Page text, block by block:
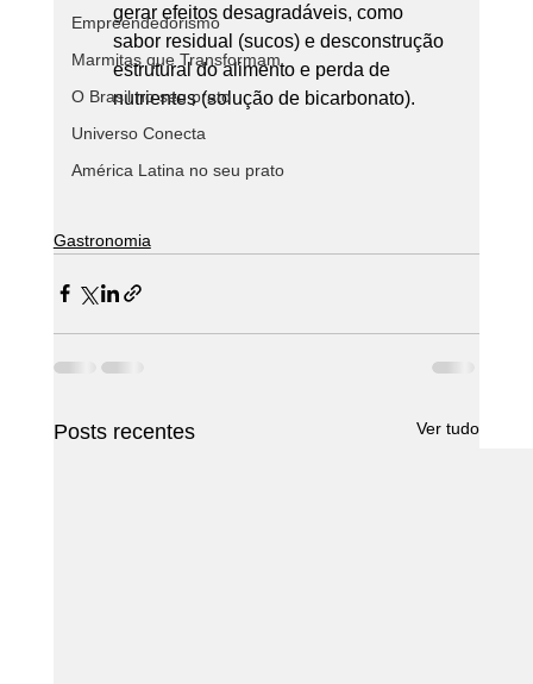
Empreendedorismo
Marmitas que Transformam
O Brasil no seu prato
Universo Conecta
América Latina no seu prato
gerar efeitos desagradáveis, como
sabor residual (sucos) e desconstrução
estrutural do alimento e perda de
nutrientes (solução de bicarbonato).
Gastronomia
Posts recentes Ver tudo